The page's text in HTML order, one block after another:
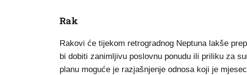
Rak
Rakovi će tijekom retrogradnog Neptuna lakše
bi dobiti zanimljivu poslovnu ponudu ili priliku za
planu moguće je razjašnjenje odnosa koji je